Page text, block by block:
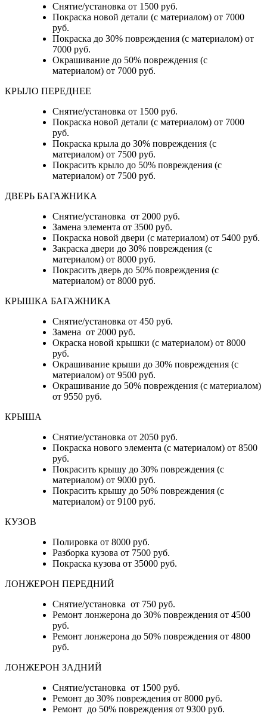
Снятие/установка от 1500 руб.
Покраска новой детали (с материалом) от 7000
руб.
Покраска до 30% повреждения (с материалом) от
7000 руб.
Окрашивание до 50% повреждения (с
материалом) от 7000 руб.
КРЫЛО ПЕРЕДНЕЕ
Снятие/установка от 1500 руб.
Покраска новой детали (с материалом) от 7000
руб.
Покраска крыла до 30% повреждения (с
материалом) от 7500 руб.
Покрасить крыло до 50% повреждения (с
материалом) от 7500 руб.
ДВЕРЬ БАГАЖНИКА
Снятие/установка от 2000 руб.
Замена элемента от 3500 руб.
Покраска новой двери (с материалом) от 5400 руб.
Закраска двери до 30% повреждения (с
материалом) от 8000 руб.
Покрасить дверь до 50% повреждения (с
материалом) от 8000 руб.
КРЫШКА БАГАЖНИКА
Снятие/установка от 450 руб.
Замена от 2000 руб.
Окраска новой крышки (с материалом) от 8000
руб.
Окрашивание крыши до 30% повреждения (с
материалом) от 9500 руб.
Окрашивание до 50% повреждения (с материалом)
от 9550 руб.
КРЫША
Снятие/установка от 2050 руб.
Покраска нового элемента (с материалом) от 8500
руб.
Покрасить крышу до 30% повреждения (с
материалом) от 9000 руб.
Покрасить крышу до 50% повреждения (с
материалом) от 9100 руб.
КУЗОВ
Полировка от 8000 руб.
Разборка кузова от 7500 руб.
Покраска кузова от 35000 руб.
ЛОНЖЕРОН ПЕРЕДНИЙ
Снятие/установка от 750 руб.
Ремонт лонжерона до 30% повреждения от 4500
руб.
Ремонт лонжерона до 50% повреждения от 4800
руб.
ЛОНЖЕРОН ЗАДНИЙ
Снятие/установка от 1500 руб.
Ремонт до 30% повреждения от 8000 руб.
Ремонт до 50% повреждения от 9300 руб.